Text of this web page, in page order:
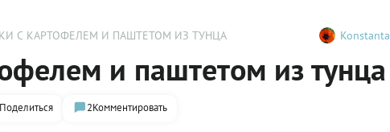
С КАРТОФЕЛЕМ И ПАШТЕТОМ ИЗ ТУНЦА Konstanta
и паштетом из тунца
Поделиться 2Комментировать